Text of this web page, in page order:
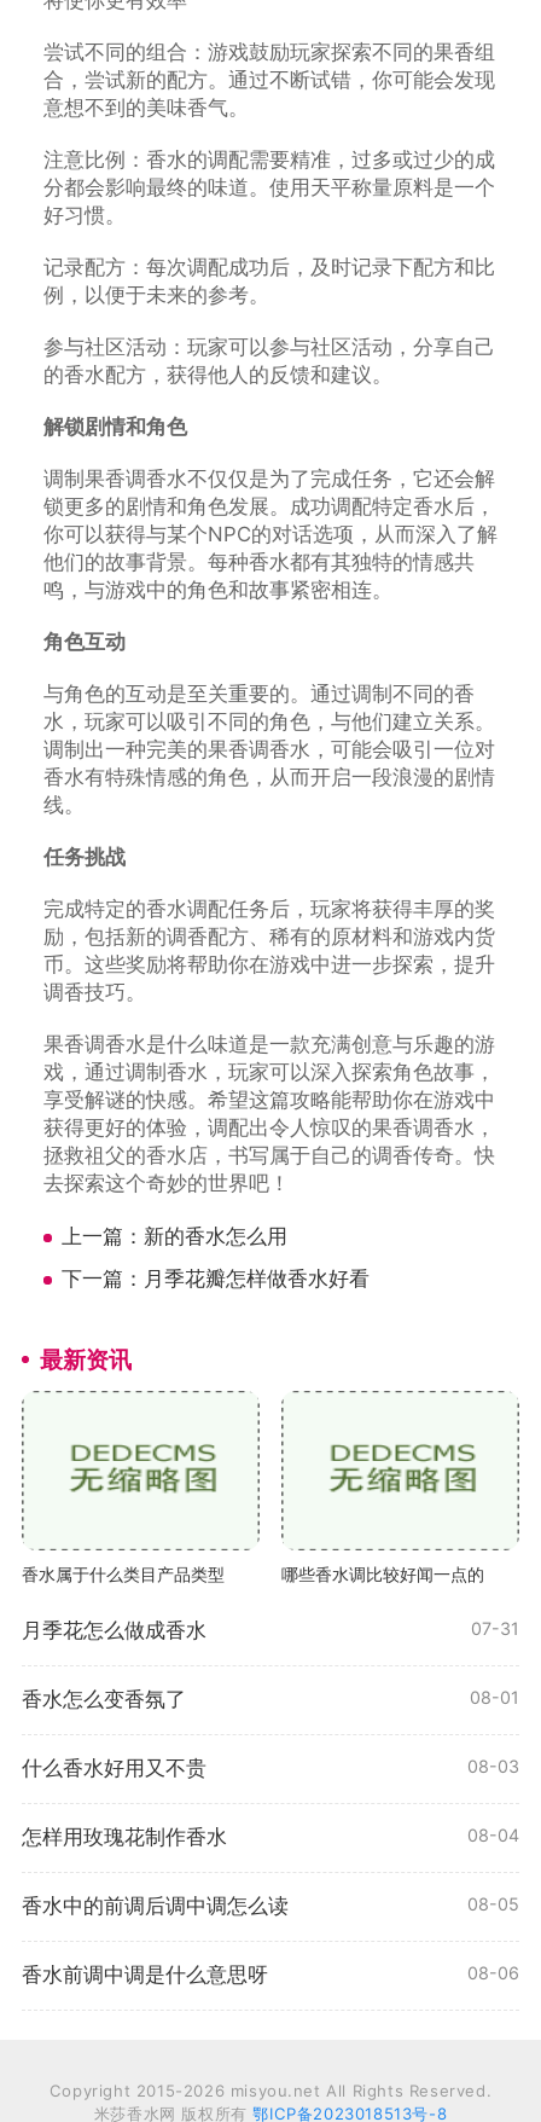
尝试不同的组合：游戏鼓励玩家探索不同的果香组
合，尝试新的配方。通过不断试错，你可能会发现
意想不到的美味香气。
注意比例：香水的调配需要精准，过多或过少的成
分都会影响最终的味道。使用天平称量原料是一个
好习惯。
记录配方：每次调配成功后，及时记录下配方和比
例，以便于未来的参考。
参与社区活动：玩家可以参与社区活动，分享自己
的香水配方，获得他人的反馈和建议。
解锁剧情和角色
调制果香调香水不仅仅是为了完成任务，它还会解
锁更多的剧情和角色发展。成功调配特定香水后，
你可以获得与某个NPC的对话选项，从而深入了解
他们的故事背景。每种香水都有其独特的情感共
鸣，与游戏中的角色和故事紧密相连。
角色互动
与角色的互动是至关重要的。通过调制不同的香
水，玩家可以吸引不同的角色，与他们建立关系。
调制出一种完美的果香调香水，可能会吸引一位对
香水有特殊情感的角色，从而开启一段浪漫的剧情
线。
任务挑战
完成特定的香水调配任务后，玩家将获得丰厚的奖
励，包括新的调香配方、稀有的原材料和游戏内货
币。这些奖励将帮助你在游戏中进一步探索，提升
调香技巧。
果香调香水是什么味道是一款充满创意与乐趣的游
戏，通过调制香水，玩家可以深入探索角色故事，
享受解谜的快感。希望这篇攻略能帮助你在游戏中
获得更好的体验，调配出令人惊叹的果香调香水，
拯救祖父的香水店，书写属于自己的调香传奇。快
去探索这个奇妙的世界吧！
上一篇： 新的香水怎么用
下一篇： 月季花瓣怎样做香水好看
最新资讯
香水属于什么类目产品类型 哪些香水调比较好闻一点的
月季花怎么做成香水 07-31
香水怎么变香氛了 08-01
什么香水好用又不贵 08-03
怎样用玫瑰花制作香水 08-04
香水中的前调后调中调怎么读 08-05
香水前调中调是什么意思呀 08-06
Copyright 2015-2026 misyou.net All Rights Reserved.
米莎香水网 版权所有鄂ICP备2023018513号-8